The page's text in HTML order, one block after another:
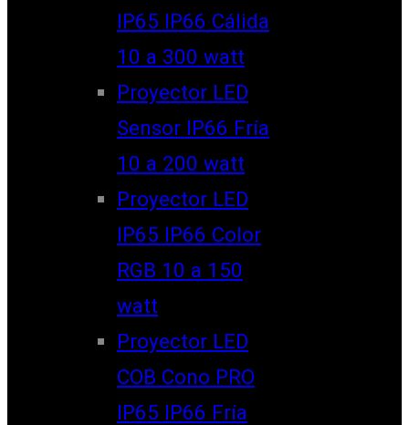
IP65 IP66 Cálida
10 a 300 watt
Proyector LED
Sensor IP66 Fría
10 a 200 watt
Proyector LED
IP65 IP66 Color
RGB 10 a 150
watt
Proyector LED
COB Cono PRO
IP65 IP66 Fría